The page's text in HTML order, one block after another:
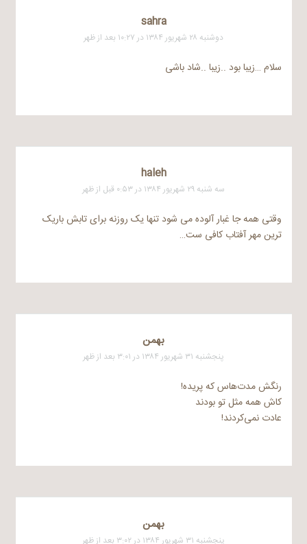
sahra
دوشنبه ۲۸ شهریور ۱۳۸۴ در ۱۰:۲۷ بعد از ظهر
سلام …زیبا بود ..زیبا ..شاد باشی
haleh
سه شنبه ۲۹ شهریور ۱۳۸۴ در ۰:۵۳ قبل از ظهر
وقتی همه جا غبار آلوده می شود تنها یک روزنه برای تابش باریک
ترین مهر آفتاب کافی ست…
بهمن
پنجشنبه ۳۱ شهریور ۱۳۸۴ در ۳:۰۱ بعد از ظهر
رنگش مدت‌هاس که پریده!
کاش همه مثل تو بودند
عادت نمی‌کردند!
بهمن
پنجشنبه ۳۱ شهریور ۱۳۸۴ در ۳:۰۲ بعد از ظهر